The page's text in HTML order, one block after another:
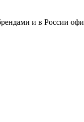
и в